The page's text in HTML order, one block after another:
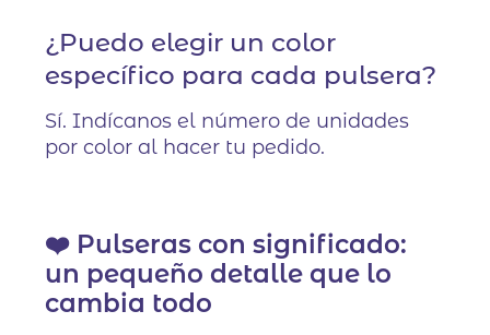
¿Puedo elegir un color
específico para cada pulsera?
Sí. Indícanos el número de unidades
por color al hacer tu pedido.
❤️ Pulseras con significado:
un pequeño detalle que lo
cambia todo